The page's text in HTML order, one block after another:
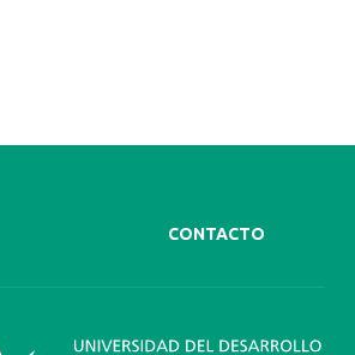
CONTACTO